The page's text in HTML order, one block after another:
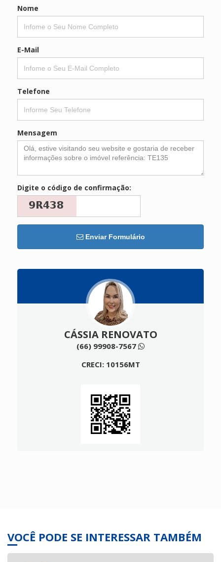
Nome
E-Mail
Telefone
Mensagem
Digite o código de confirmação:
Enviar Formulário
CÁSSIA RENOVATO
(66) 99908-7567
CRECI: 10156MT
VOCÊ PODE SE INTERESSAR TAMBÉM